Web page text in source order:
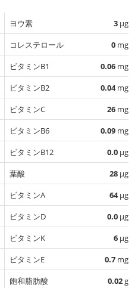
ヨウ素 3 µg
コレステロール
0 mg
ビタミンB1
0.06 mg
ビタミンB2
0.04mg
ビタミンC
26 mg
ビタミンB6
0.09 mg
ビタミンB12
0.0 µg
葉酸
28 µg
ビタミンA
64µg
ビタミンD
0.0 µg
ビタミンK
6 µg
ビタミンE
0.7 mg
飽和脂肪酸
0.02g